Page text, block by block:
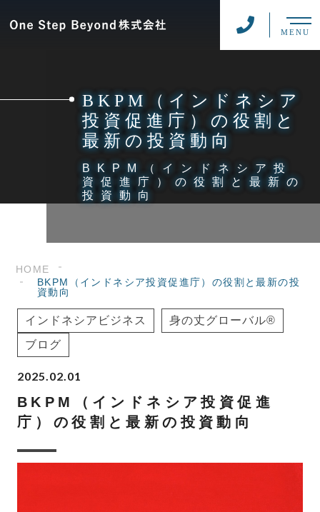
MENU
BKPM（インドネシア
投資促進庁）の役割と
最新の投資動向
BKPM（インドネシア投
資促進庁）の役割と最新の
投資動向
HOME
BKPM（インドネシア投資促進庁）の役割と最新の投
資動向
インドネシアビジネス
身の丈グローバル®
ブログ
2025.02.01
BKPM（インドネシア投資促進
庁）の役割と最新の投資動向